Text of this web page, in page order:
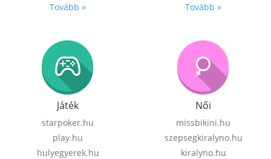
Tovább » Tovább »
Játék
starpoker.hu
play.hu
hulyegyerek.hu
Női
missbikini.hu
szepsegkiralyno.hu
kiralyno.hu